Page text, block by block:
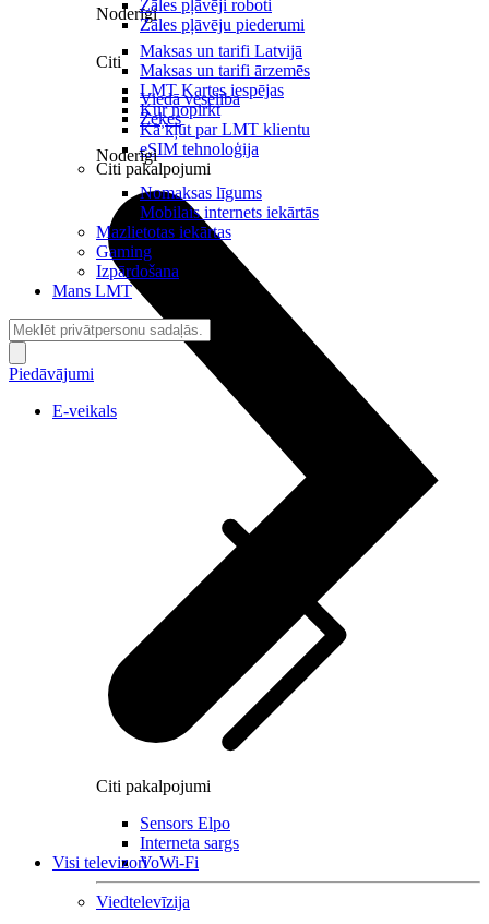
Noderīgi
Maksas un tarifi Latvijā
Maksas un tarifi ārzemēs
LMT Kartes iespējas
Kur nopirkt
Kā kļūt par LMT klientu
eSIM tehnoloģija
Citi pakalpojumi
Citi pakalpojumi
Sensors Elpo
Interneta sargs
VoWi-Fi
Viedtelevīzija
Zāles pļāvēji roboti
Zāles pļāvēju piederumi
Citi
Viedā veselība
Zeķes
Noderīgi
Nomaksas līgums
Mobilais internets iekārtās
Mazlietotas iekārtas
Gaming
Izpārdošana
Mans LMT
Piedāvājumi
E-veikals
Visi televizori